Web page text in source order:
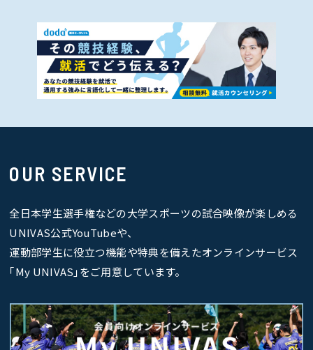
OUR SERVICE
全日本学生選手権などの大学スポーツの試合映像が楽しめる
UNIVAS公式YouTubeや、
運動部学生に役立つ機能や特典を備えたオンラインサービス
｢My UNIVAS｣をご用意しています。